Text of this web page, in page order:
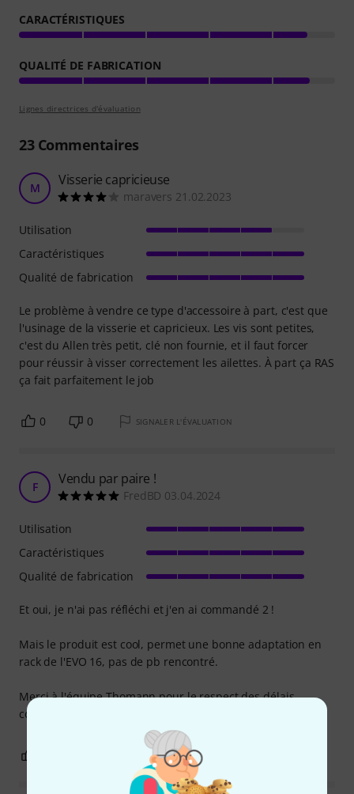
CARACTÉRISTIQUES
QUALITÉ DE FABRICATION
Lignes directrices d'évaluation
23Commentaires
M Visserie capricieuse
maravers 21.02.2023
Le problème à vendre ce type d'accessoire à part, c'est que
l'usinage de la visserie et capricieux. Les vis sont petites,
c'est du Allen très petit, clé non fournie, et il faut forcer
pour réussir à visser correctement les ailettes. À part ça RAS
ça fait parfaitement le job
Utilisation
Caractéristiques
Qualité de fabrication
0 0 SIGNALER L'ÉVALUATION
F Vendu par paire !
FredBD 03.04.2024
Et oui, je n'ai pas réfléchi et j'en ai commandé 2 !
Mais le produit est cool, permet une bonne adaptation en
rack de l'EVO 16, pas de pb rencontré.
Merci à l'équipe Thomann pour le respect des délais,
comme toujours.
Utilisation
Caractéristiques
Qualité de fabrication
SIGNALER L'ÉVALUATION